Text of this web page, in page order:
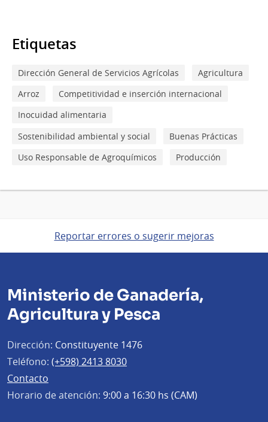
Etiquetas
Dirección General de Servicios Agrícolas
Agricultura
Arroz
Competitividad e inserción internacional
Inocuidad alimentaria
Sostenibilidad ambiental y social
Buenas Prácticas
Uso Responsable de Agroquímicos
Producción
Reportar errores o sugerir mejoras
Ministerio de Ganadería,
Agricultura y Pesca
Dirección: Constituyente 1476
Teléfono: (+598) 2413 8030
Contacto
Horario de atención: 9:00 a 16:30 hs (CAM)